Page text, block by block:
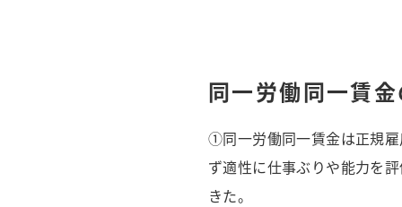
同一労働同一賃
①同一労働同一賃金は正規
ず適性に仕事ぶりや能力を
きた。